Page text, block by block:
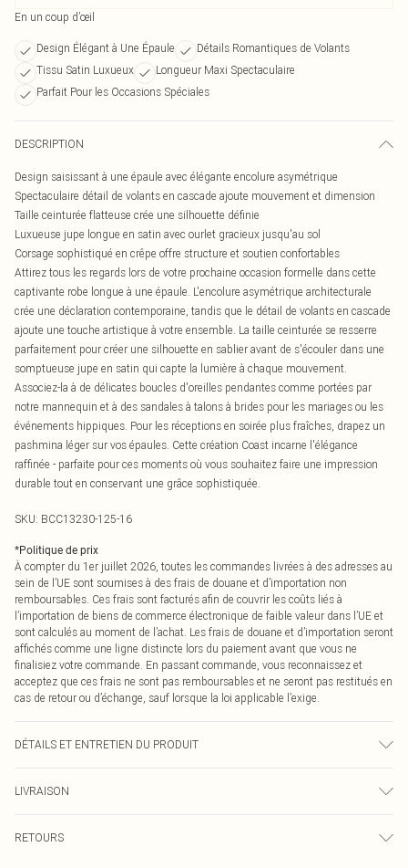
En un coup d’œil
Design Élégant à Une Épaule
Détails Romantiques de Volants
Tissu Satin Luxueux
Longueur Maxi Spectaculaire
Parfait Pour les Occasions Spéciales
DESCRIPTION
Design saisissant à une épaule avec élégante encolure asymétrique
Spectaculaire détail de volants en cascade ajoute mouvement et dimension
Taille ceinturée flatteuse crée une silhouette définie
Luxueuse jupe longue en satin avec ourlet gracieux jusqu'au sol
Corsage sophistiqué en crêpe offre structure et soutien confortables
Attirez tous les regards lors de votre prochaine occasion formelle dans cette
captivante robe longue à une épaule. L'encolure asymétrique architecturale
crée une déclaration contemporaine, tandis que le détail de volants en cascade
ajoute une touche artistique à votre ensemble. La taille ceinturée se resserre
parfaitement pour créer une silhouette en sablier avant de s'écouler dans une
somptueuse jupe en satin qui capte la lumière à chaque mouvement.
Associez-la à de délicates boucles d'oreilles pendantes comme portées par
notre mannequin et à des sandales à talons à brides pour les mariages ou les
événements hippiques. Pour les réceptions en soirée plus fraîches, drapez un
pashmina léger sur vos épaules. Cette création Coast incarne l'élégance
raffinée - parfaite pour ces moments où vous souhaitez faire une impression
durable tout en conservant une grâce sophistiquée.
SKU: BCC13230-125-16
*Politique de prix
À compter du 1er juillet 2026, toutes les commandes livrées à des adresses au
sein de l’UE sont soumises à des frais de douane et d’importation non
remboursables. Ces frais sont facturés afin de couvrir les coûts liés à
l’importation de biens de commerce électronique de faible valeur dans l’UE et
sont calculés au moment de l’achat. Les frais de douane et d’importation seront
affichés comme une ligne distincte lors du paiement avant que vous ne
finalisiez votre commande. En passant commande, vous reconnaissez et
acceptez que ces frais ne sont pas remboursables et ne seront pas restitués en
cas de retour ou d’échange, sauf lorsque la loi applicable l’exige.
DÉTAILS ET ENTRETIEN DU PRODUIT
Doublure : 100% Polyester. Ne pas utiliser d'eau de Javel. Ne pas sécher en
machine. Repasser à température basse. Ne pas nettoyer à sec. Le mannequin
porte une taille 10
LIVRAISON
RETOURS